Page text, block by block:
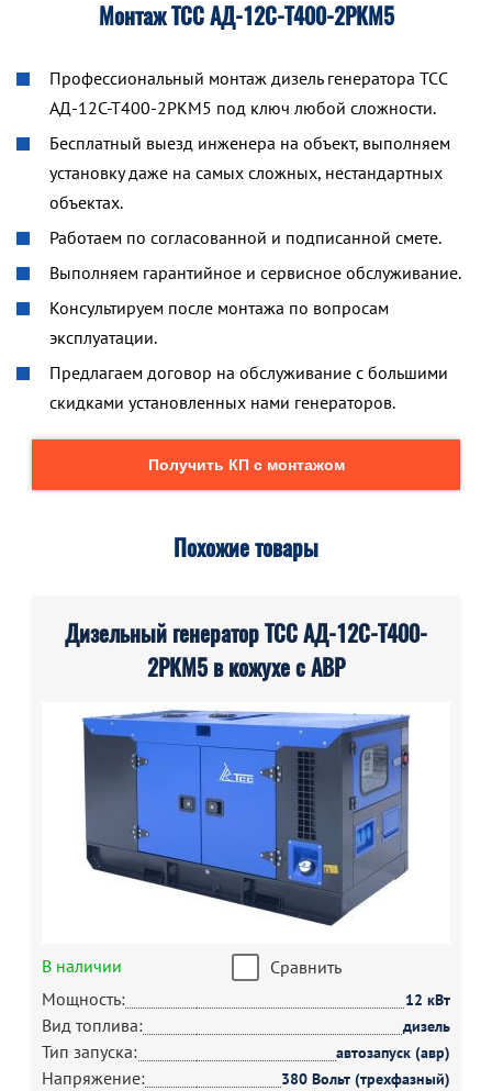
Монтаж ТСС АД-12С-Т400-2РКМ5
Профессиональный монтаж дизель генератора ТСС
АД-12С-Т400-2РКМ5 под ключ любой сложности.
Бесплатный выезд инженера на объект, выполняем
установку даже на самых сложных, нестандартных
объектах.
Работаем по согласованной и подписанной смете.
Выполняем гарантийное и сервисное обслуживание.
Консультируем после монтажа по вопросам
эксплуатации.
Предлагаем договор на обслуживание с большими
скидками установленных нами генераторов.
Получить КП с монтажом
Похожие товары
Дизельный генератор ТСС АД-12С-Т400-
2РКМ5 в кожухе с АВР
В наличии
Сравнить
Мощность:
12 кВт
Вид топлива: дизель
Тип запуска: автозапуск (авр)
Напряжение: 380 Вольт (трехфазный)